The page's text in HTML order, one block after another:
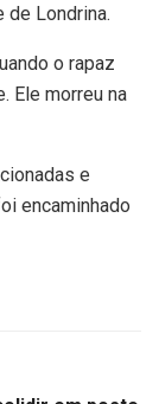
de Londrina.
o rapaz
Ele morreu na
e
encaminhado